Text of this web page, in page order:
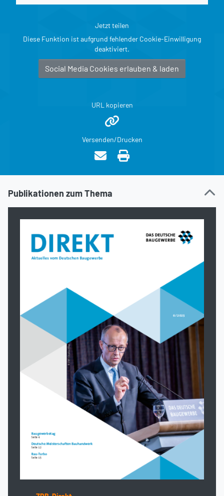
Jetzt teilen
Diese Funktion ist aufgrund fehlender Cookie-Einwilligung
deaktiviert.
Social Media Cookies erlauben & laden
URL kopieren
Versenden/Drucken
Publikationen zum Thema